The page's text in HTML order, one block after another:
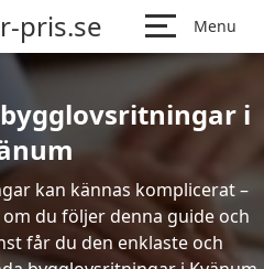
pris.se Menu
i
kan kännas komplicerat –
du följer denna guide och
får du den enklaste och